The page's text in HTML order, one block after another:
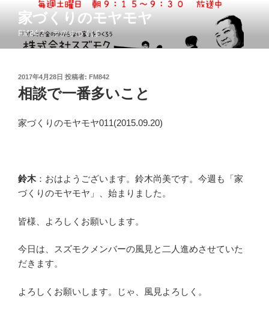
ン
家づくりのモヤモヤ
FM84.2 ラヂオつくば
投
稿
日:
2017年4月28日 投稿者: FM842
相談で一番多いこと
家づくりのモヤモヤ011(2015.09.20)
鈴木：おはようございます。鈴木尚美です。今週も「家
づくりのモヤモヤ」、始まりました。
皆様、よろしくお願いします。
今日は、スズモクメンバーの風見と二人進めさせていた
だきます。
よろしくお願いします。じゃ、風見よろしく。